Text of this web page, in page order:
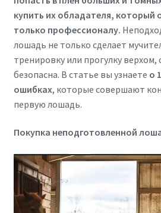
купить их обладателя, который
только профессионалу.
лошадь не только сделает
тренировку или прогулку верхом,
безопасна. В статье вы узнаете о
ошибках, которые совершают
первую лошадь.
Покупка неподготовленной